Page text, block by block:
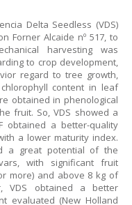
Delta Seedless (VDS)
Forner Alcaide nº 517, to
harvesting was
to crop development,
regard to tree growth,
content in leaf
obtained in phenological
fruit. So, VDS showed a
obtained a better-quality
a lower maturity index.
a great potential of the
with significant fruit
more) and above 8 kg of
VDS obtained a better
evaluated (New Holland